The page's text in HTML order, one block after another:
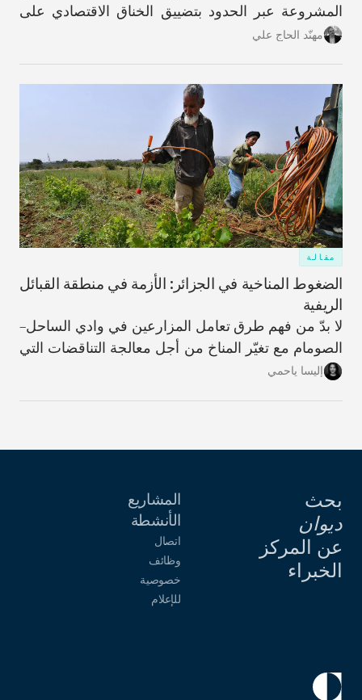
المشروعة عبر الحدود بتضييق الخناق الاقتصادي على
شريحةٍ واسعة من سكان هذه القرية المُهمَلة تاريخيًا
مهنّد الحاج علي
مقالة
الضغوط المناخية في الجزائر: الأزمة في منطقة القبائل
الريفية
لا بدّ من فهم طرق تعامل المزارعين في وادي الساحل–
الصومام مع تغيّر المناخ من أجل معالجة التناقضات التي
تؤدّي من خلالها عملية التكيّف، على المستويَين الفردي
إليسا ياحمي
بحث
ديوان
عن المركز
الخبراء
المشاريع
الأنشطة
اتصال
وظائف
خصوصية
للإعلام